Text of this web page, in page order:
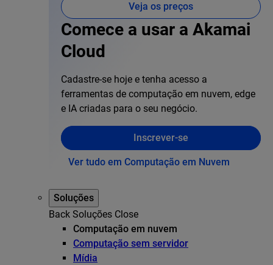
Veja os preços
Comece a usar a Akamai
Cloud
Cadastre-se hoje e tenha acesso a
ferramentas de computação em nuvem, edge
e IA criadas para o seu negócio.
Inscrever-se
Ver tudo em Computação em Nuvem
Soluções
Back Soluções Close
Computação em nuvem
Computação sem servidor
Mídia